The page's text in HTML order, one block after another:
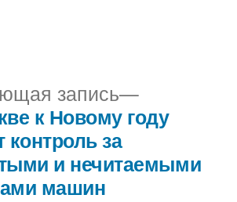
запись
Следующая
запись:
к Новому году
контроль за
и нечитаемыми
машин